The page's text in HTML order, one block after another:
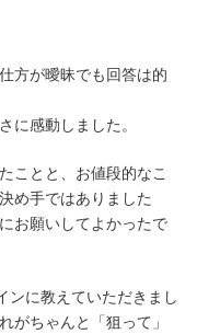
方が曖昧でも回答は的
に感動しました。
ことと、お値段的なこ
め手ではありました
お願いしてよかったで
ンに教えていただきまし
がちゃんと「狙って」